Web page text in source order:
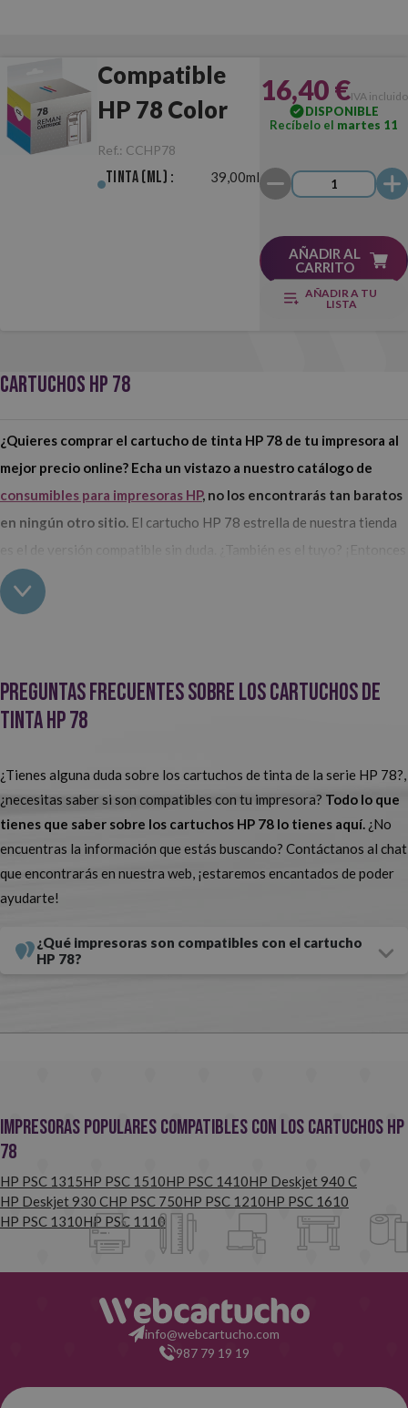
Compatible
HP 78 Color
Ref.: CCHP78
Tinta (ml) : 39,00ml
16,40 €IVA incluido
DISPONIBLE
Recíbelo el martes 11
AÑADIR AL
CARRITO
AÑADIR A TU
LISTA
CARTUCHOS HP 78
¿Quieres comprar el cartucho de tinta HP 78 de tu impresora al
mejor precio online? Echa un vistazo a nuestro catálogo de
consumibles para impresoras HP, no los encontrarás tan baratos
en ningún otro sitio. El cartucho HP 78 estrella de nuestra tienda
es el de versión compatible sin duda. ¿También es el tuyo? ¡Entonces
no esperes más y cómpralo aquí!
Compra los cartuchos HP 78 para tu impresora en Webcartucho
impresora? ¡Cómpralo en nuestratienda de tinta online,
tenemos los mejores precios del mercado!
iba a ser de otra forma. ¿El motivo? Son la opción más barata y con
la mejor relación calidad-precio de todas.
compatibles no tienen nada que envidiar a los originales y su
única diferencia es que están elaborados por empresas que no
seguridad están totalmente comprobadas y verificadas, por lo que
puedes confiar al 100% en ellos. Estamos seguros de que,
hecha con uno compatible, no sabrías identificar cuál es cuál.
Preguntas frecuentes sobre los cartuchos de
tinta HP 78
¿Tienes alguna duda sobre los cartuchos de tinta de la serie HP 78?,
¿necesitas saber si son compatibles con tu impresora? Todo lo que
tienes que saber sobre los cartuchos HP 78 lo tienes aquí. ¿No
encuentras la información que estás buscando? Contáctanos al chat
que encontrarás en nuestra web, ¡estaremos encantados de poder
ayudarte!
¿Qué impresoras son compatibles con el cartucho
HP 78?
Impresoras populares compatibles con los cartuchos HP
78
HP PSC 1315HP PSC 1510HP PSC 1410HP Deskjet 940 C
HP Deskjet 930 CHP PSC 750HP PSC 1210HP PSC 1610
HP PSC 1310HP PSC 1110
info@webcartucho.com
987 79 19 19